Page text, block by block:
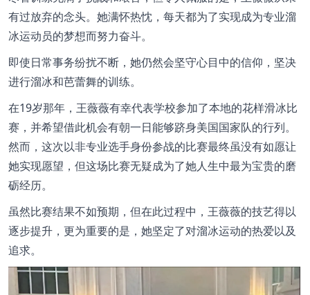
有过放弃的念头。她满怀热忱，每天都为了实现成为专业溜
冰运动员的梦想而努力奋斗。
即使日常事务纷扰不断，她仍然会坚守心目中的信仰，坚决
进行溜冰和芭蕾舞的训练。
在19岁那年，王薇薇有幸代表学校参加了本地的花样滑冰比
赛，并希望借此机会有朝一日能够跻身美国国家队的行列。
然而，这次以非专业选手身份参战的比赛最终虽没有如愿让
她实现愿望，但这场比赛无疑成为了她人生中最为宝贵的磨
砺经历。
虽然比赛结果不如预期，但在此过程中，王薇薇的技艺得以
逐步提升，更为重要的是，她坚定了对溜冰运动的热爱以及
追求。